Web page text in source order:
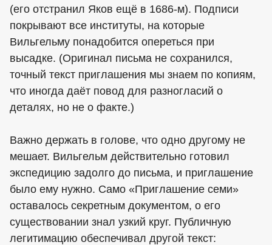
(его отстранил Яков ещё в 1686-м). Подписи
покрывают все институты, на которые
Вильгельму понадобится опереться при
высадке. (Оригинал письма не сохранился,
точный текст приглашения мы знаем по копиям,
что иногда даёт повод для разногласий о
деталях, но не о факте.)
Важно держать в голове, что одно другому не
мешает. Вильгельм действительно готовил
экспедицию задолго до письма, и приглашение
было ему нужно. Само «Приглашение семи»
оставалось секретным документом, о его
существовании знал узкий круг. Публичную
легитимацию обеспечивал другой текст: